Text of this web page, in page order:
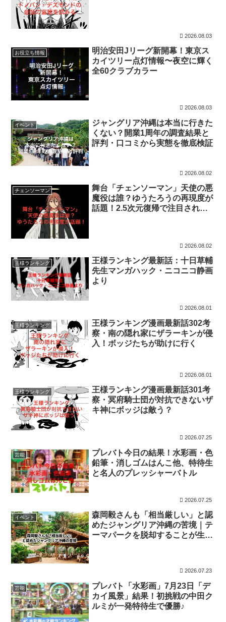
2026.08.03
お役立ち情報
明治安田Jリーグ新開幕！東京ス
カイツリー点灯情報〜夜空に輝く
全60クラブカラー
2026.08.03
イベント
ジャングリア沖縄は本当に行きた
くない？開業1周年の調査結果と
評判・口コミから実態を徹底検証
2026.08.02
チェンソーマン
舞台「チェンソーマン」天使の悪
魔役は誰？ゆうたろうの再現度が
話題！2.5次元復帰で注目される
2026.08.02
王様ランキング
王様ランキング最新話：十日草輔
先生マンガハック・ニコニコ静画
より
2026.08.01
王様ランキング
王様ランキング漫画最新話302考
察・南の隠れ家にザラーキンが侵
入！ボッジたちが助けに行く
2026.08.01
王様ランキング
王様ランキング漫画最新話301考
察・冥府騎士団が対抗できないザ
キ神にボッジは敵う？
2026.07.25
芸能
プレバト今日の結果！水彩画・色
鉛筆・消しゴムはんこ他、特待生
と名人のプレッシャーバトル
2026.07.25
イベント
森岡毅さんも「相当厳しい」と認
めたジャングリア沖縄の苦境｜テ
ーマパークを脱却することが生き
2026.07.23
芸能
プレバト「水彩画」7月23日「デ
カイ風景」結果！初挑戦の中田ク
ルミが一発特待生で優勝♪